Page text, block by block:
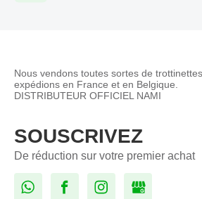
Nous vendons toutes sortes de
expédions en France et en Belgique.
DISTRIBUTEUR OFFICIEL NAMI
SOUSCRIVEZ
De réduction sur votre premier achat